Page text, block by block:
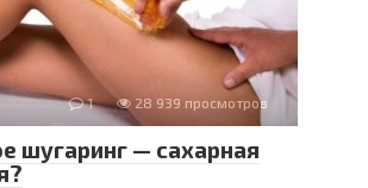
1 28 939 просмотров
шугаринг — сахарная